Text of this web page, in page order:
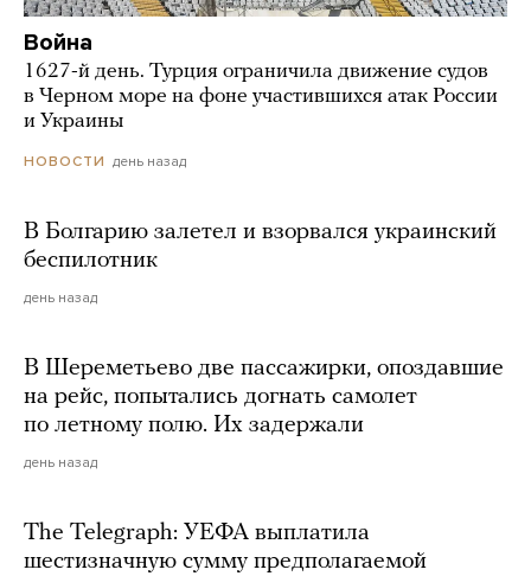
Война
1627-й день. Турция ограничила движение судов
в Черном море на фоне участившихся атак России
и Украины
НОВОСТИ день назад
В Болгарию залетел и взорвался украинский
беспилотник
день назад
В Шереметьево две пассажирки, опоздавшие
на рейс, попытались догнать самолет
по летному полю. Их задержали
день назад
The Telegraph: УЕФА выплатила
шестизначную сумму предполагаемой